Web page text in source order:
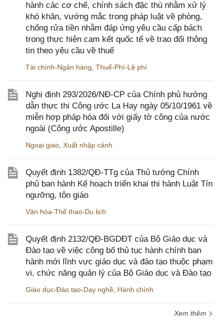
hành các cơ chế, chính sách đặc thù nhằm xử lý
khó khăn, vướng mắc trong pháp luật về phòng,
chống rửa tiền nhằm đáp ứng yêu cầu cấp bách
trong thực hiện cam kết quốc tế về trao đổi thông
tin theo yêu cầu về thuế
Tài chính-Ngân hàng Thuế-Phí-Lệ phí
Nghị định 293/2026/NĐ-CP của Chính phủ hướng
dẫn thực thi Công ước La Hay ngày 05/10/1961 về
miễn hợp pháp hóa đối với giấy tờ công của nước
ngoài (Công ước Apostille)
Ngoại giao Xuất nhập cảnh
Quyết định 1382/QĐ-TTg của Thủ tướng Chính
phủ ban hành Kế hoạch triển khai thi hành Luật Tín
ngưỡng, tôn giáo
Văn hóa-Thể thao-Du lịch
Quyết định 2132/QĐ-BGDĐT của Bộ Giáo dục và
Đào tạo về việc công bố thủ tục hành chính ban
hành mới lĩnh vực giáo dục và đào tạo thuộc phạm
vi, chức năng quản lý của Bộ Giáo dục và Đào tạo
Giáo dục-Đào tạo-Dạy nghề Hành chính
Xem thêm